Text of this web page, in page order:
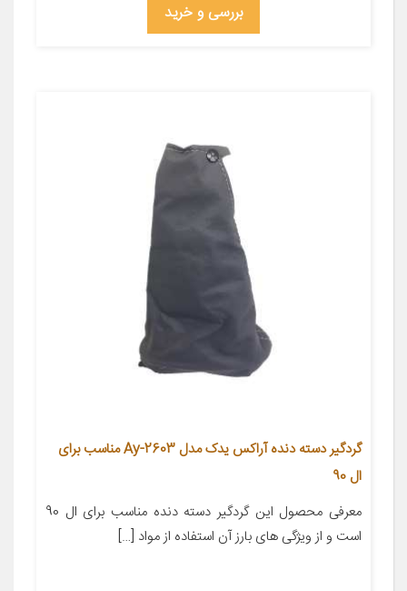
بررسی و خرید
گردگیر دسته دنده آراکس یدک مدل Ay-2603 مناسب برای
ال 90
معرفی محصول این گردگیر دسته دنده مناسب برای ال 90
است و از ویژگی های بارز آن استفاده از مواد […]